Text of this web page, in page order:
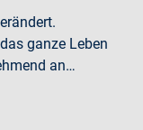
ganze Leben
an…